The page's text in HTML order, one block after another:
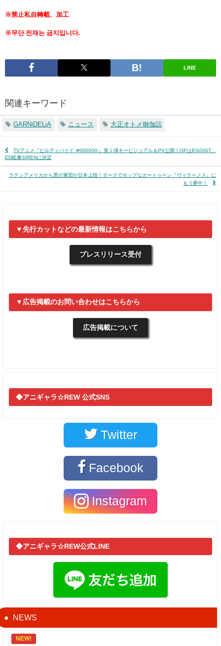
※禁止私自轉載、加工
※무단 전재는 금지입니다.
LINE
関連キーワード
GARNiDELiA ニュース 大正オトメ御伽話
TVアニメ『ビルディバイド -#000000-』第１弾キービジュアル＆PV公開！OPはEGOIST、
ED眩暈SIRENに決定
ラテンアメリカから悪の軍団が日本上陸！ダークでポップなカートゥーン『ヴィラーノス』に
もう夢中！
▼先行カットなどの最新情報はこちらから
プレスリリース受付
▼広告掲載のお問い合わせはこちらから
広告掲載について
◆アニギャラ☆REW 公式SNS
Twitter
Facebook
Instagram
◆アニギャラ☆REW公式LINE
NEWS
NEW!